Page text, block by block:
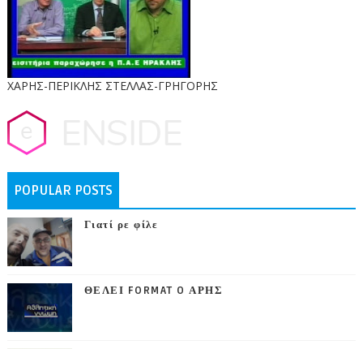
ΧΑΡΗΣ-ΠΕΡΙΚΛΗΣ ΣΤΕΛΛΑΣ-ΓΡΗΓΟΡΗΣ
POPULAR POSTS
Γιατί ρε φίλε
ΘΕΛΕΙ FORMAT O ΑΡΗΣ